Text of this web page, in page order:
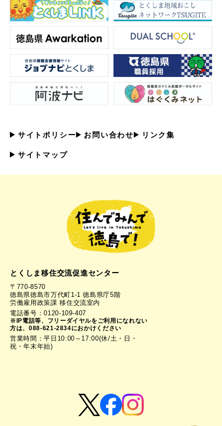
サイトポリシー お問い合わせ リンク集
サイトマップ
とくしま移住交流促進センター
〒770-8570
徳島県徳島市万代町1-1 徳島県庁5階
労働雇用政策課 移住交流室内
電話番号：0120-109-407
※IP電話等、フリーダイヤルをご利用になれない
方は、088-621-2834におかけください
営業時間：平日10:00～17:00(休/土・日・
祝・年末年始)